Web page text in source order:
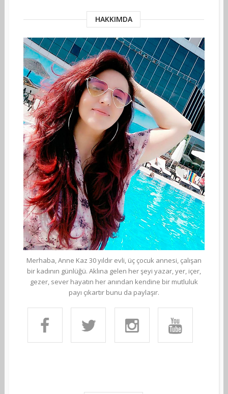
HAKKIMDA
Merhaba, Anne Kaz 30 yıldır evli, üç çocuk annesi, çalışan
bir kadının günlüğü. Aklına gelen her şeyi yazar, yer, içer,
gezer, sever hayatın her anından kendine bir mutluluk
payı çıkartır bunu da paylaşır.